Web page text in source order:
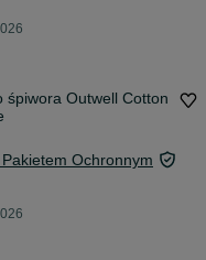
śpiwora Outwell Cotton
Pakietem Ochronnym